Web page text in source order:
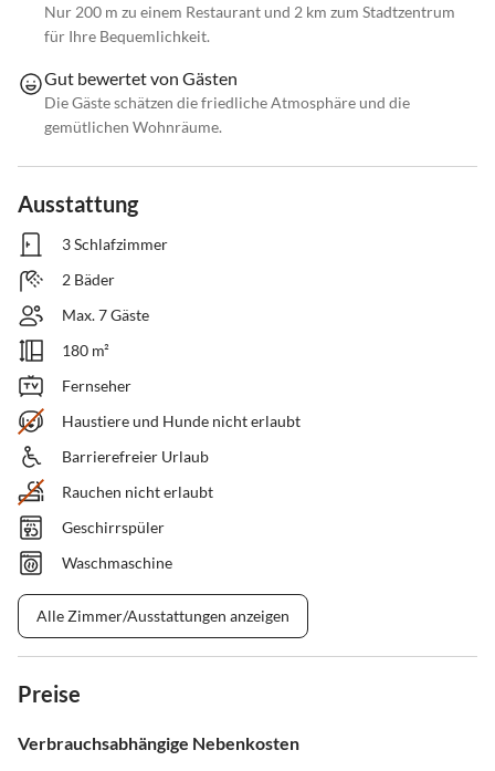
Nur 200 m zu einem Restaurant und 2 km zum Stadtzentrum
für Ihre Bequemlichkeit.
Gut bewertet von Gästen
Die Gäste schätzen die friedliche Atmosphäre und die
gemütlichen Wohnräume.
Ausstattung
3 Schlafzimmer
2 Bäder
Max. 7 Gäste
180 m²
Fernseher
Haustiere und Hunde nicht erlaubt
Barrierefreier Urlaub
Rauchen nicht erlaubt
Geschirrspüler
Waschmaschine
Alle Zimmer/Ausstattungen anzeigen
Preise
Verbrauchsabhängige Nebenkosten